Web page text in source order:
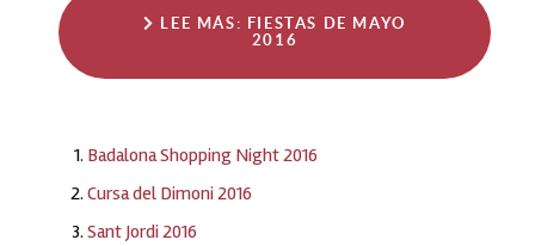
LEE MÁS: FIESTAS DE MAYO
2016
Badalona Shopping Night 2016
Cursa del Dimoni 2016
Sant Jordi 2016